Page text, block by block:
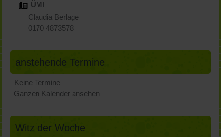
ÜMI
Claudia Berlage
0170 4873578
anstehende Termine
Keine Termine
Ganzen Kalender ansehen
Witz der Woche